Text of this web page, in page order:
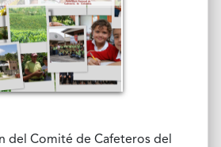
del Comité de Cafeteros del